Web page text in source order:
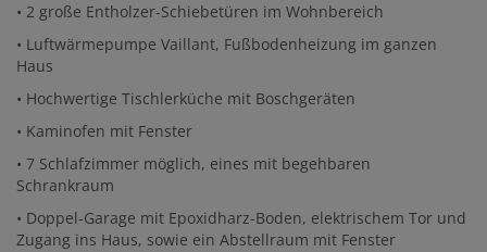
• 2 große Entholzer-Schiebetüren im Wohnbereich
• Luftwärmepumpe Vaillant, Fußbodenheizung im ganzen
Haus
• Hochwertige Tischlerküche mit Boschgeräten
• Kaminofen mit Fenster
• 7 Schlafzimmer möglich, eines mit begehbaren
Schrankraum
• Doppel-Garage mit Epoxidharz-Boden, elektrischem Tor und
Zugang ins Haus, sowie ein Abstellraum mit Fenster